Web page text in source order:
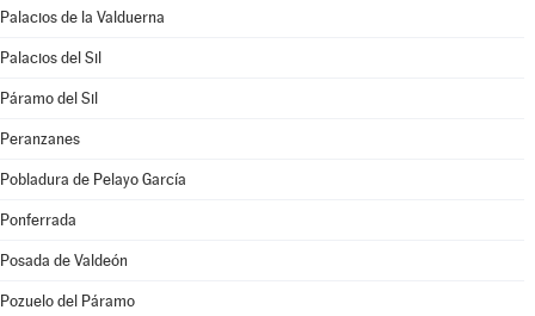
Palacios de la Valduerna
Palacios del Sil
Páramo del Sil
Peranzanes
Pobladura de Pelayo García
Ponferrada
Posada de Valdeón
Pozuelo del Páramo